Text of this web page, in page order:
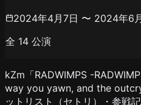
2024年4月7日 〜 2024年6
全 14 公演
kZm「RADWIMPS -
way you yawn, and the
ットリスト（セトリ）・参戦